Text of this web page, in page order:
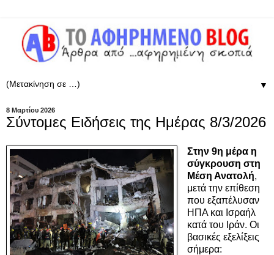
▼
8 Μαρτίου 2026
Σύντομες Ειδήσεις της Ημέρας 8/3/2026
Στην 9η μέρα η
σύγκρουση στη
Μέση Ανατολή,
μετά την επίθεση
που εξαπέλυσαν
ΗΠΑ και Ισραήλ
κατά του Ιράν. Οι
βασικές εξελίξεις
σήμερα: